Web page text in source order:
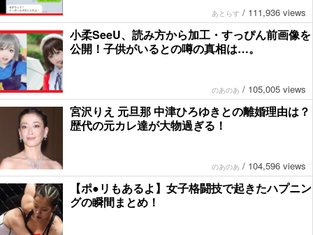
あとらす / 111,936 views
小柔SeeU、読み方から加工・すっぴん前画像を
公開！子供がいるとの噂の真相は…。
のあのあ / 105,005 views
宮沢りえ 元旦那 中津ひろゆきとの離婚理由は？
歴代の元カレ達が大物過ぎる！
のあのあ / 104,596 views
【ポ●リもあるよ】女子格闘技で起きたハプニン
グの瞬間まとめ！